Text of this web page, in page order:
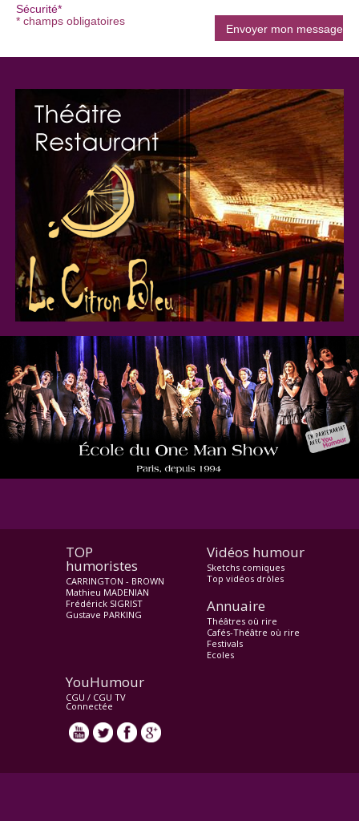
Sécurité*
* champs obligatoires
TOP
humoristes
CARRINGTON - BROWN
Mathieu MADENIAN
Frédérick SIGRIST
Gustave PARKING
Vidéos humour
Sketchs comiques
Top vidéos drôles
Annuaire
Théâtres où rire
Cafés-Théâtre où rire
Festivals
Ecoles
YouHumour
CGU / CGU TV
Connectée